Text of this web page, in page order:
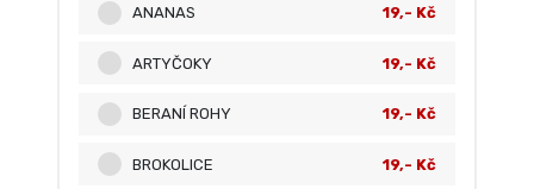
ANANAS 19,- Kč
ARTYČOKY 19,- Kč
BERANÍ ROHY 19,- Kč
BROKOLICE 19,- Kč